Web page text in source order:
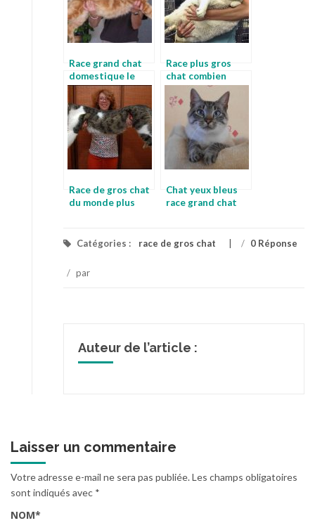
Race grand chat
domestique le
plus gros chat au
monde
Race plus gros
chat combien
coute un chat
main coon
Race de gros chat
du monde plus
Chat yeux bleus
race grand chat
Catégories : race de gros chat / 0 Réponse
/ par
Auteur de l’article :
Laisser un commentaire
Votre adresse e-mail ne sera pas publiée.Les champs obligatoires
sont indiqués avec *
NOM*